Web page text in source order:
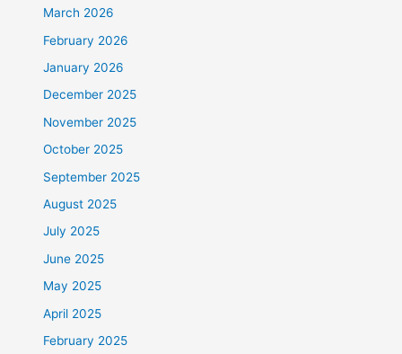
March 2026
February 2026
January 2026
December 2025
November 2025
October 2025
September 2025
August 2025
July 2025
June 2025
May 2025
April 2025
February 2025